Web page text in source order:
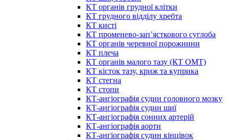
КТ органів грудної клітки
КТ грудного відділу хребта
КТ кисті
КТ променево-зап’ясткового суглоба
КТ органів черевної порожнини
КТ плеча
КТ органів малого тазу (КТ ОМТ)
КТ кісток тазу, криж та куприка
КТ стегна
КТ стопи
КТ-ангіографія судин головного мозку
КТ-ангіографія судин шиї
КТ-ангіографія сонних артерій
КТ-ангіографія аорти
КТ-ангіографія судин кінцівок